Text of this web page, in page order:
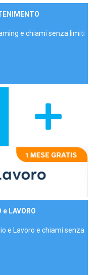
e chiami senza limiti
e LAVORO
e Lavoro e chiami senza